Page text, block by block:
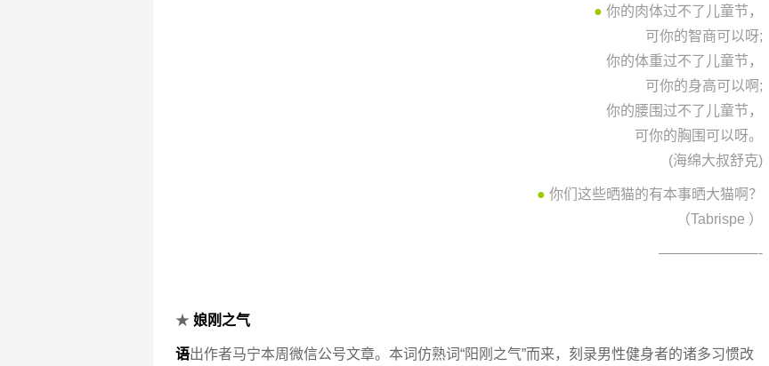
● 你的肉体过不了儿童节，
可你的智商可以呀;
你的体重过不了儿童节，
可你的身高可以啊;
你的腰围过不了儿童节，
可你的胸围可以呀。
(海绵大叔舒克)
● 你们这些晒猫的有本事晒大猫啊？
（Tabrispe ）
———————-
★ 娘刚之气
语出作者马宁本周微信公号文章。本词仿熟词“阳刚之气”而来，刻录男性健身者的诸多习惯改